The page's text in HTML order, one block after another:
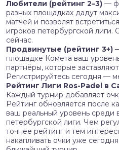
Любители (рейтинг 2–3) —
разных площадках дадут
матчей и позволят
игроков петербургской
сейчас.
Продвинутые (рейтинг 3+)
площадке Комета ваш
партнёры, которые
Регистрируйтесь сегодня —
Рейтинг Лиги Ros-Padel в
Каждый турнир добавляет
Рейтинг обновляется после
ваш реальный уровень среди
петербургской лиги. Чем
точнее рейтинг и тем
накапливать очки уже